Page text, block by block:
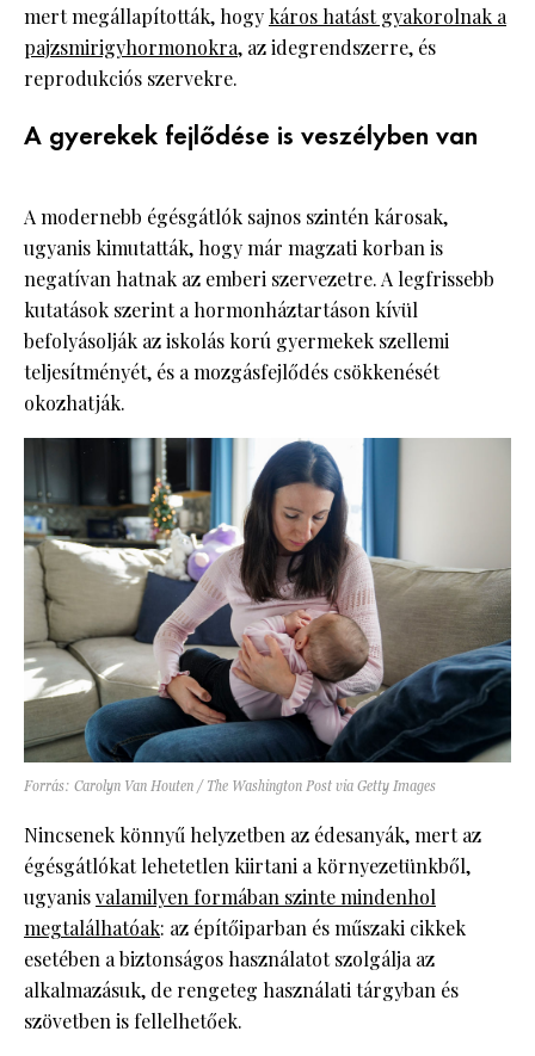
mert megállapították, hogy káros hatást gyakorolnak a
pajzsmirigyhormonokra, az idegrendszerre, és
reprodukciós szervekre.
A gyerekek fejlődése is veszélyben van
A modernebb égésgátlók sajnos szintén károsak,
ugyanis kimutatták, hogy már magzati korban is
negatívan hatnak az emberi szervezetre. A legfrissebb
kutatások szerint a hormonháztartáson kívül
befolyásolják az iskolás korú gyermekek szellemi
teljesítményét, és a mozgásfejlődés csökkenését
okozhatják.
Forrás: Carolyn Van Houten / The Washington Post via Getty Images
Nincsenek könnyű helyzetben az édesanyák, mert az
égésgátlókat lehetetlen kiirtani a környezetünkből,
ugyanisvalamilyen formában szinte mindenhol
megtalálhatóak: az építőiparban és műszaki cikkek
esetében a biztonságos használatot szolgálja az
alkalmazásuk, de rengeteg használati tárgyban és
szövetben is fellelhetőek.